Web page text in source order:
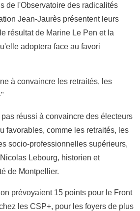
de l'Observatoire des radicalités
Jean-Jaurès présentent leurs
résultat de Marine Le Pen et la
adoptera face au favori
à convaincre les retraités, les
réussi à convaincre des électeurs
favorables, comme les retraités, les
socio-professionnelles supérieurs,
Lebourg, historien et
de Montpellier.
prévoyaient 15 points pour le Front
les CSP+, pour les foyers de plus